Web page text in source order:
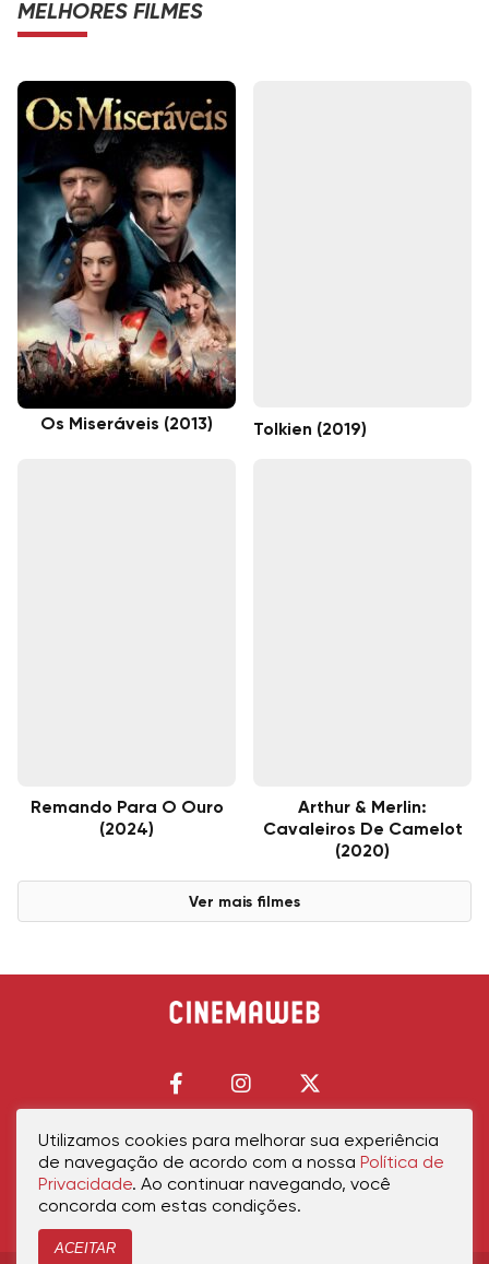
MELHORES FILMES
Os Miseráveis (2013) Tolkien (2019)
Remando Para O Ouro
(2024)
Arthur & Merlin:
Cavaleiros De Camelot
(2020)
Ver mais filmes
Início Política de PrivacidadePolítica de CookiesContatoSobre Nós
Utilizamos cookies para melhorar sua experiência
de navegação de acordo com a nossa Política de
Privacidade. Ao continuar navegando, você
concorda com estas condições.
ACEITAR